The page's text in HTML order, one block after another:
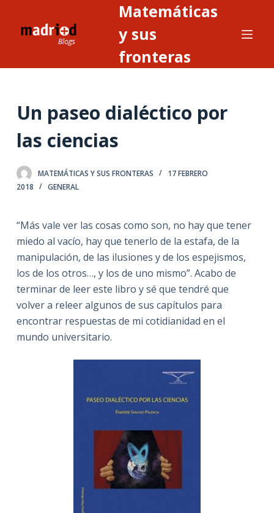
n
n
d
o
Matemáticas
y sus
fronteras
Un paseo dialéctico por
las ciencias
MATEMÁTICAS Y SUS FRONTERAS
17 FEBRERO
2018
GENERAL
“Más vale ver las cosas como son, no hay que tener
miedo al vacío, hay que tenerlo de la estafa, de la
manipulación, de las ilusiones y de los espejismos,
los de los otros…, y los de uno mismo”. Acabo de
terminar de leer este libro y sé que tendré que
volver a releer algunos de sus capítulos para
encontrar respuestas de mi cotidianidad en el
mundo universitario.